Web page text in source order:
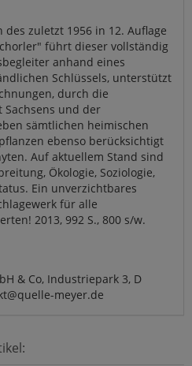
zuletzt 1956 in 12. Auflage
führt dieser vollständig
anhand eines
Schlüssels, unterstützt
durch die
Sachsens und der
sämtlichen heimischen
ebenso berücksichtigt
Auf aktuellem Stand sind
Ökologie, Soziologie,
Ein unverzichtbares
für alle
2013, 992 S., 800 s/w.
& Co, Industriepark 3, D
meyer.de